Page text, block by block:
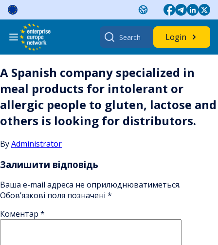
Skip
content
Search
for:
Login
A Spanish company specialized in
meal products for intolerant or
allergic people to gluten, lactose and
others is looking for distributors.
ByAdministrator
Залишити відповідь
Ваша e-mail адреса не оприлюднюватиметься.
Обов’язкові поля позначені *
Коментар *